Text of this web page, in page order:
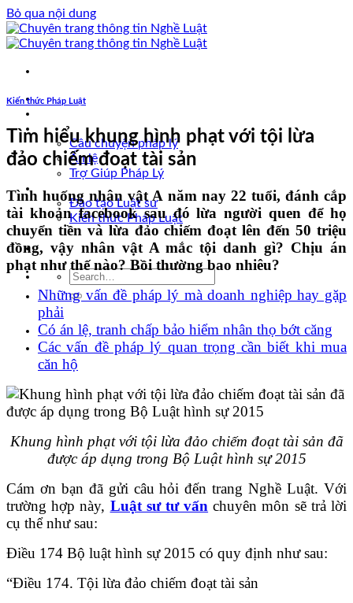
Bỏ qua nội dung
Trang chủ
Vấn đề pháp lý
Câu chuyện pháp lý
Án lệ
Trợ Giúp Pháp Lý
Nghề Luật
Đào tạo Luật sư
Kiến thức Pháp Luật
Kinh nghiệm – Kỹ năng
Tin tức pháp luật
Kiến thức Pháp Luật
Tìm hiểu khung hình phạt với tội lừa
đảo chiếm đoạt tài sản
Tình huống nhân vật A năm nay 22 tuổi, đánh cắp
tài khoản facebook sau đó lừa người quen để họ
chuyển tiền và lừa đảo chiếm đoạt lên đến 50 triệu
đồng, vậy nhân vật A mắc tội danh gì? Chịu án
phạt như thế nào? Bồi thường bao nhiêu?
Những vấn đề pháp lý mà doanh nghiệp hay gặp
phải
Có án lệ, tranh chấp bảo hiểm nhân thọ bớt căng
Các vấn đề pháp lý quan trọng cần biết khi mua
căn hộ
Khung hình phạt với tội lừa đảo chiếm đoạt tài sản đã
được áp dụng trong Bộ Luật hình sự 2015
Cám ơn bạn đã gửi câu hỏi đến trang Nghề Luật. Với
trường hợp này, Luật sư tư vấn chuyên môn sẽ trả lời
cụ thể như sau:
Điều 174 Bộ luật hình sự 2015 có quy định như sau:
“Điều 174. Tội lừa đảo chiếm đoạt tài sản